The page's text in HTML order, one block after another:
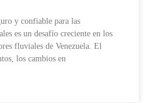
y confiable para las
es un desafío creciente en los
fluviales de Venezuela. El
los cambios en